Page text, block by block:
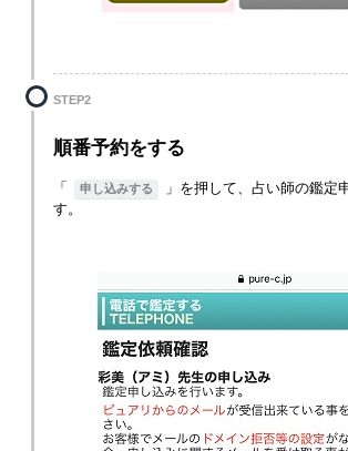
STEP2
順番予約をする
「 申し込みする
」を押して、占い師の鑑定
す。